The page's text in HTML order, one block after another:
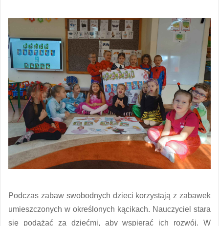
Podczas zabaw swobodnych dzieci korzystają z zabawek
umieszczonych w określonych kącikach. Nauczyciel stara
się podążać za dziećmi, aby wspierać ich rozwój. W